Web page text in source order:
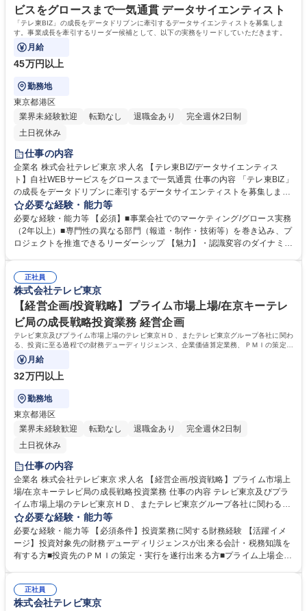
ビスをグロースまで一気通貫 データサイエンティスト
「テレ東BIZ」の成長をデータドリブンに牽引するデータサイエンティストを募集しま
す。事業成長を牽引するリーダー候補として、以下の実務をリードしていただきます。
月給
45万円以上
勤務地
東京都港区
業界未経験歓迎
転勤なし 退職金あり
完全週休2日制
土日祝休み
仕事の内容
企業名 株式会社テレビ東京 求人名 【テレ東BIZ/データサイエンティス
ト】自社WEBサービスをグロースまで一気通貫 仕事の内容 「テレ東BIZ」
の成長をデータドリブンに牽引するデータサイエンティストを募集しま
す。事業成長を牽引するリーダー候補として、以下の実務をリードしてい
ただきます。 ■グロース戦略立案・実行：データに基づいたファネル改
善、広告・導線（CVR）及びユーザー体験の最適化、Web/Appを通じた
継続率（LTV）向上施策の完遂■ユーザー理解に基づく仮説検証：N1イン
ラットフォームを活用した仕組構築/クリエイターと連携したAI活用等の新
サービス企画・立案 募集職種 【テレ東BIZ/データサイエンティスト】自社
WEBサービスをグロースまで一気通貫
必要な経験・能力等
必要な経験・能力等 【必須】■事業会社でのマーケティング/グロース実務
（2年以上）■専門性の異なる部門（報道・制作・技術等）を巻き込み、プ
ロジェクトを推進できるリーダーシップ 【魅力】・認識変容のダイナミズ
共に、コンテンツを「どう創るか」から議論できる環境です。・メディア
の未来を定義：伝統あるアセットとデジタルを融合させ、テレビ業界の
「次なるスタンダード」を創出できます。 学歴・資格 学歴：大学院 大学
語学力： 資格：
正社員
株式会社テレビ東京
【経営企画/投資戦略】プライム市場上場/在京キーテレ
ビ局の成長戦略投資業務 経営企画
テレビ東京及びプライム市場上場のテレビ東京ＨＤ、またテレビ東京グループ各社に関わ
る、投資に至る過程での財務デューディリジェンス、企業価値算定業務、ＰＭＩの策定、
実行をお任せいたします。
月給
32万円以上
勤務地
東京都港区
業界未経験歓迎
転勤なし 退職金あり
完全週休2日制
土日祝休み
仕事の内容
企業名 株式会社テレビ東京 求人名 【経営企画/投資戦略】プライム市場上
場/在京キーテレビ局の成長戦略投資業務 仕事の内容 テレビ東京及びプラ
イム市場上場のテレビ東京ＨＤ、またテレビ東京グループ各社に関わる、
投資に至る過程での財務デューディリジェンス、企業価値算定業務、ＰＭ
Ｉの策定、実行をお任せいたします。 ■成長戦略投資の企画及び案件の発
掘■投資候補先の財務・税務デューディリジェンス■テレビ東京ホールディ
ングスの資本政策 【求める人物像】成長戦略に資する案件の発掘、投資対
す。 募集職種 【経営企画/投資戦略】プライム市場上場/在京キーテレビ局
の成長戦略投資業務
必要な経験・能力等
必要な経験・能力等 【必須条件】投資業務に関する財務経験 【活躍イメ
ージ】投資対象先の財務デューディリジェンスが出来る会計・税務知識を
有する方■投資先のＰＭＩの策定・実行を遂行出来る方■プライム上場企業
も収益拡大機会を求め、アニメ、配信事業など成長分野への投資を促進す
るため 学歴・資格 学歴：大学院 大学 語学力： 資格：
正社員
株式会社テレビ東京